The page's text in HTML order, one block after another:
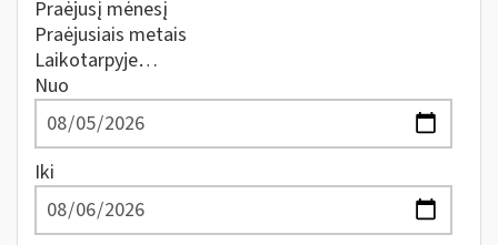
Praėjusį mėnesį
Praėjusiais metais
Laikotarpyje…
Nuo
Iki